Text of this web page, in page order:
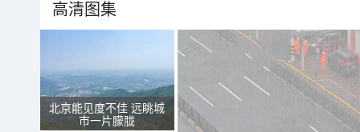
高清图集
北京能见度不佳 远眺城
市一片朦胧